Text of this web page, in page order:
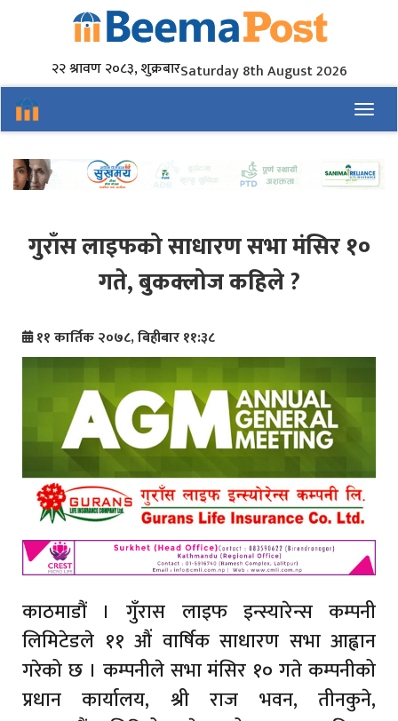
२२ श्रावण २०८३, शुक्रबारSaturday 8th August 2026
गुराँस लाइफको साधारण सभा मंसिर १०
गते, बुकक्लोज कहिले ?
११ कार्तिक २०७८, बिहीबार ११:३८
काठमाडौं । गुँरास लाइफ इन्स्यारेन्स कम्पनी
लिमिटेडले ११ औं वार्षिक साधारण सभा आह्वान
गरेको छ । कम्पनीले सभा मंसिर १० गते कम्पनीको
प्रधान कार्यालय, श्री राज भवन, तीनकुने,